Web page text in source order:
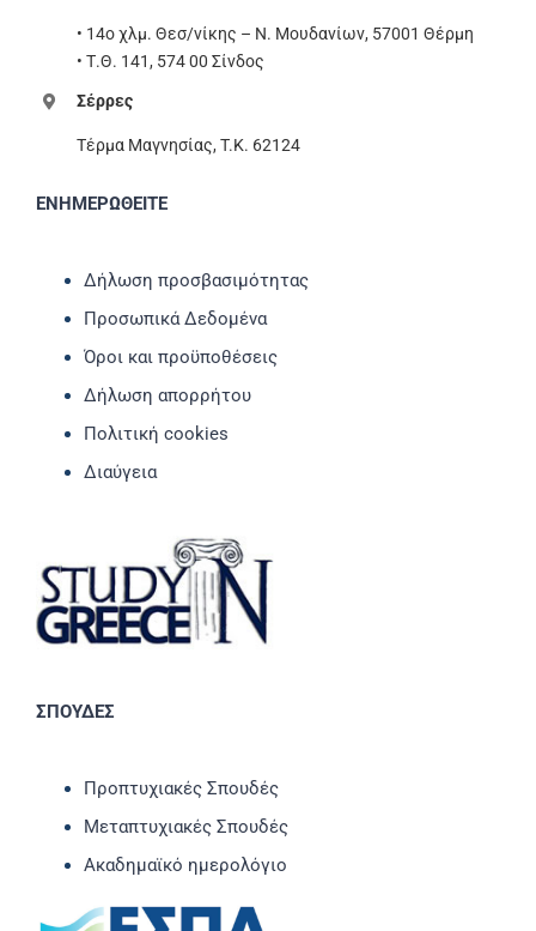
• 14ο χλμ. Θεσ/νίκης – Ν. Μουδανίων, 57001 Θέρμη
• Τ.Θ. 141, 574 00 Σίνδος
Σέρρες
Τέρμα Μαγνησίας, T.K. 62124
ΕΝΗΜΕΡΩΘΕΙΤΕ
Δήλωση προσβασιμότητας
Προσωπικά Δεδομένα
Όροι και προϋποθέσεις
Δήλωση απορρήτου
Πολιτική cookies
Διαύγεια
ΣΠΟΥΔΕΣ
Προπτυχιακές Σπουδές
Μεταπτυχιακές Σπουδές
Ακαδημαϊκό ημερολόγιο